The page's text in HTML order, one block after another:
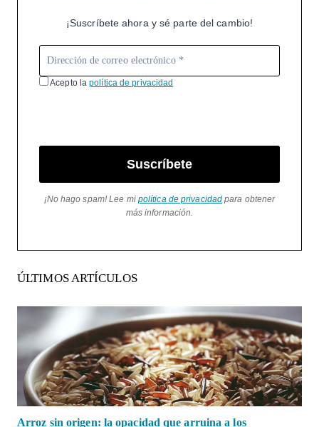
¡Suscríbete ahora y sé parte del cambio!
Acepto lapolítica de privacidad
Suscríbete
¡No hago spam! Lee mi política de privacidad para obtener
más información.
ÚLTIMOS ARTÍCULOS
Arroz sin origen: la opacidad que arruina a los